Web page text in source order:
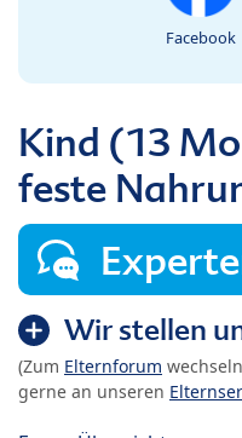
Facebook
Kind (13
feste
Wir stellen
(Zum Elternforum
gerne an unseren